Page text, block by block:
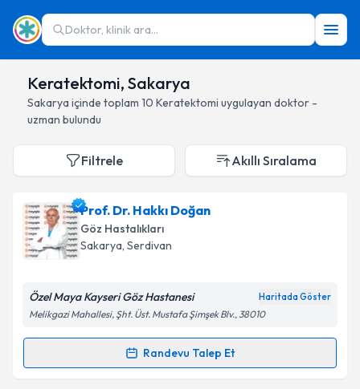
Doktor, klinik ara...
Keratektomi, Sakarya
Sakarya içinde toplam 10 Keratektomi uygulayan doktor -
uzman bulundu
Filtrele Akıllı Sıralama
Prof. Dr. Hakkı Doğan
Göz Hastalıkları
Sakarya, Serdivan
Özel Maya Kayseri Göz Hastanesi Haritada Göster
Melikgazi Mahallesi, Şht. Üst. Mustafa Şimşek Blv., 38010
Randevu Talep Et
Randevu Takvimi Talebi